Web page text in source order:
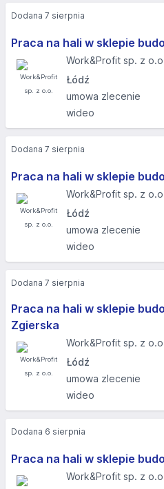
Praca na hali w sklepie
Work&Profit sp. z
Łódź
umowa zlecenie
wideo
Dodana 7 sierpnia
Praca na hali w sklepie
Work&Profit sp. z
Łódź
umowa zlecenie
wideo
Dodana 7 sierpnia
Praca na hali w sklepie
Zgierska
Work&Profit sp. z
Łódź
umowa zlecenie
wideo
Dodana 7 sierpnia
Praca na hali w sklepie
Work&Profit sp. z
Dodana 6 sierpnia